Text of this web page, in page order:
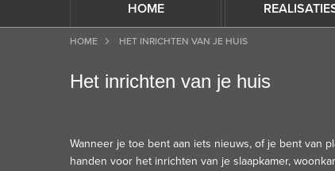
HOME
HOME HET INRICHTEN VAN JE HUIS
Het inrichten van je huis
Wanneer je toe bent aan iets nieuws, of je bent van
handen voor het inrichten van je slaapkamer,